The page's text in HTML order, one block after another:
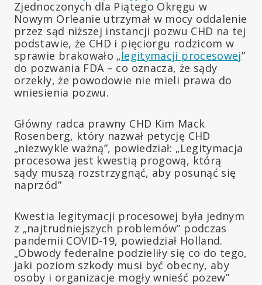
Zjednoczonych dla Piątego Okręgu w
Nowym Orleanie utrzymał w mocy oddalenie
przez sąd niższej instancji pozwu CHD na tej
podstawie, że CHD i pięciorgu rodzicom w
sprawie brakowało „legitymacji procesowej”
do pozwania FDA – co oznacza, że sądy
orzekły, że powodowie nie mieli prawa do
wniesienia pozwu.
Główny radca prawny CHD Kim Mack
Rosenberg, który nazwał petycję CHD
„niezwykle ważną”, powiedział: „Legitymacja
procesowa jest kwestią progową, którą
sądy muszą rozstrzygnąć, aby posunąć się
naprzód”
Kwestia legitymacji procesowej była jednym
z „najtrudniejszych problemów” podczas
pandemii COVID-19, powiedział Holland.
„Obwody federalne podzieliły się co do tego,
jaki poziom szkody musi być obecny, aby
osoby i organizacje mogły wnieść pozew”